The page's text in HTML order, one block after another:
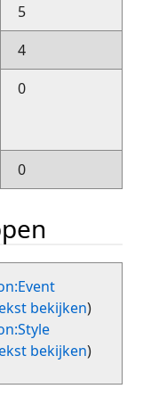
5
4
0
0
bekijken)
bekijken)